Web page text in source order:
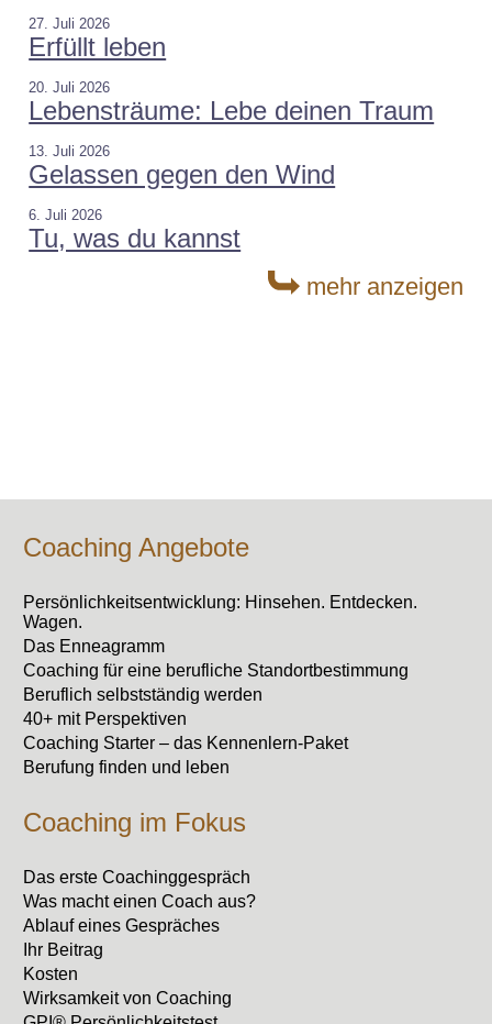
27. Juli 2026
Erfüllt leben
20. Juli 2026
Lebensträume: Lebe deinen Traum
13. Juli 2026
Gelassen gegen den Wind
6. Juli 2026
Tu, was du kannst
mehr anzeigen
Coaching Angebote
Persönlichkeitsentwicklung: Hinsehen. Entdecken.
Wagen.
Das Enneagramm
Coaching für eine berufliche Standortbestimmung
Beruflich selbstständig werden
40+ mit Perspektiven
Coaching Starter – das Kennenlern-Paket
Berufung finden und leben
Coaching im Fokus
Das erste Coachinggespräch
Was macht einen Coach aus?
Ablauf eines Gespräches
Ihr Beitrag
Kosten
Wirksamkeit von Coaching